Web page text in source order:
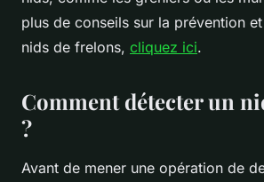
plus de conseils sur la prévention
nids de frelons, cliquez ici.
Comment détecter un
?
Avant de mener une opération de